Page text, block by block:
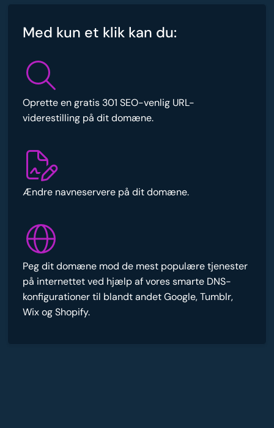
Med kun et klik kan du:
Oprette en gratis 301 SEO-venlig URL-
viderestilling på dit domæne.
Ændre navneservere på dit domæne.
Peg dit domæne mod de mest populære tjenester
på internettet ved hjælp af vores smarte DNS-
konfigurationer til blandt andet Google, Tumblr,
Wix og Shopify.